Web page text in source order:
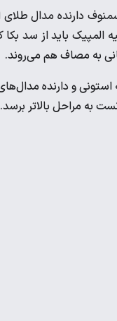
باید از سد بکا
به مصاف هم می‌روند.
به مراحل بالاتر برسد.